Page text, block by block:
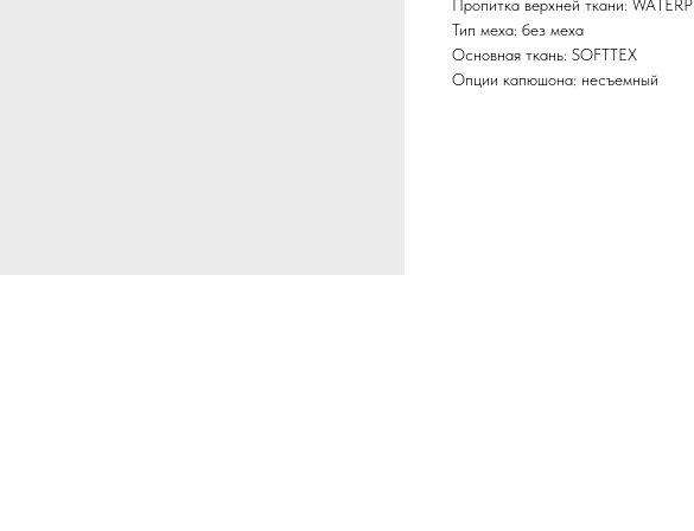
Пропитка верхней ткани:
Тип меха: без меха
Основная ткань: SOFTTEX
Опции капюшона: несъемный